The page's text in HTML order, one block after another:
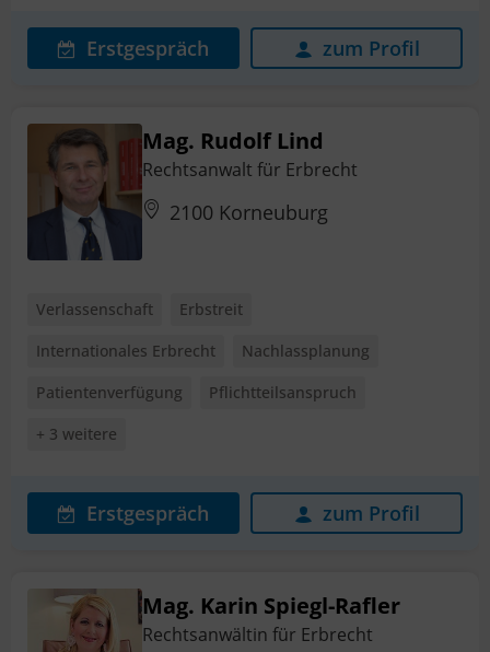
Erstgespräch zum Profil
Mag. Rudolf Lind
Rechtsanwalt für Erbrecht
2100 Korneuburg
Verlassenschaft
Erbstreit
Internationales Erbrecht
Nachlassplanung
Patientenverfügung
Pflichtteilsanspruch
+ 3 weitere
Erstgespräch zum Profil
Mag. Karin Spiegl-Rafler
Rechtsanwältin für Erbrecht